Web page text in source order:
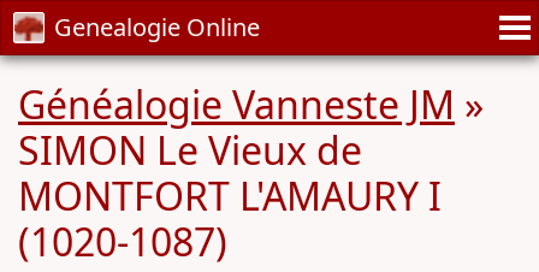
Genealogie Online
Généalogie Vanneste JM »
SIMON Le Vieux de
MONTFORT L'AMAURY I
(1020-1087)